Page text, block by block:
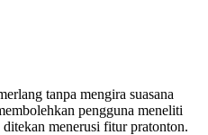
tanpa mengira suasana
pengguna meneliti
menerusi fitur pratonton.